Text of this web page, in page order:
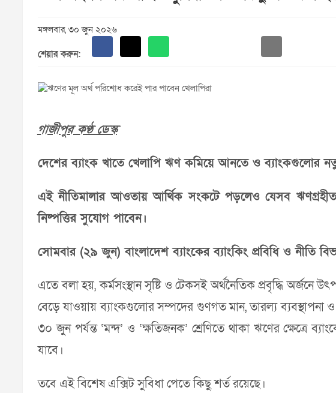
মঙ্গলবার, ৩০ জুন ২০২৬
শেয়ার করুন:
গাজীপুর কণ্ঠ ডেস্ক
দেশের ব্যাংক খাতে খেলাপি ঋণ কমিয়ে আনতে ও ব্যাংকগুলোর
এই নীতিমালার আওতায় আর্থিক সংকটে পড়লেও যেসব
নিষ্পত্তির সুযোগ পাবেন।
সোমবার (২৯ জুন) বাংলাদেশ ব্যাংকের ব্যাংকিং প্রবিধি ও নীতি
এতে বলা হয়, কর্মসংস্থান সৃষ্টি ও টেকসই অর্থনৈতিক প্রবৃদ্ধি অর্জনে
বেড়ে যাওয়ায় ব্যাংকগুলোর সম্পদের গুণগত মান, তারল্য ব্যবস্থাপনা
৩০ জুন পর্যন্ত ‘মন্দ’ ও ‘ক্ষতিজনক’ শ্রেণিতে থাকা ঋণের ক্ষেত্রে
যাবে।
তবে এই বিশেষ এক্সিট সুবিধা পেতে কিছু শর্ত রয়েছে।